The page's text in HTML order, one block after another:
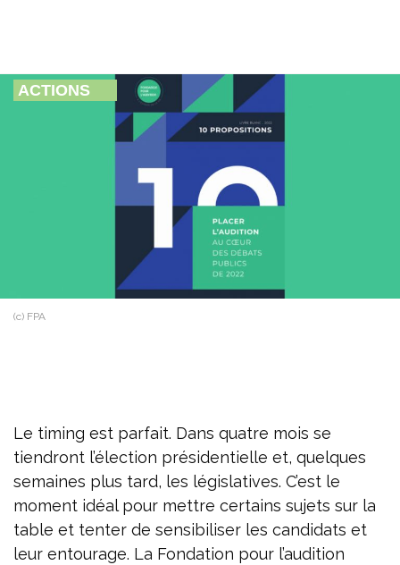
ACTIONS
(c) FPA
Le timing est parfait. Dans quatre mois se
tiendront l’élection présidentielle et, quelques
semaines plus tard, les législatives. C’est le
moment idéal pour mettre certains sujets sur la
table et tenter de sensibiliser les candidats et
leur entourage. La Fondation pour l’audition